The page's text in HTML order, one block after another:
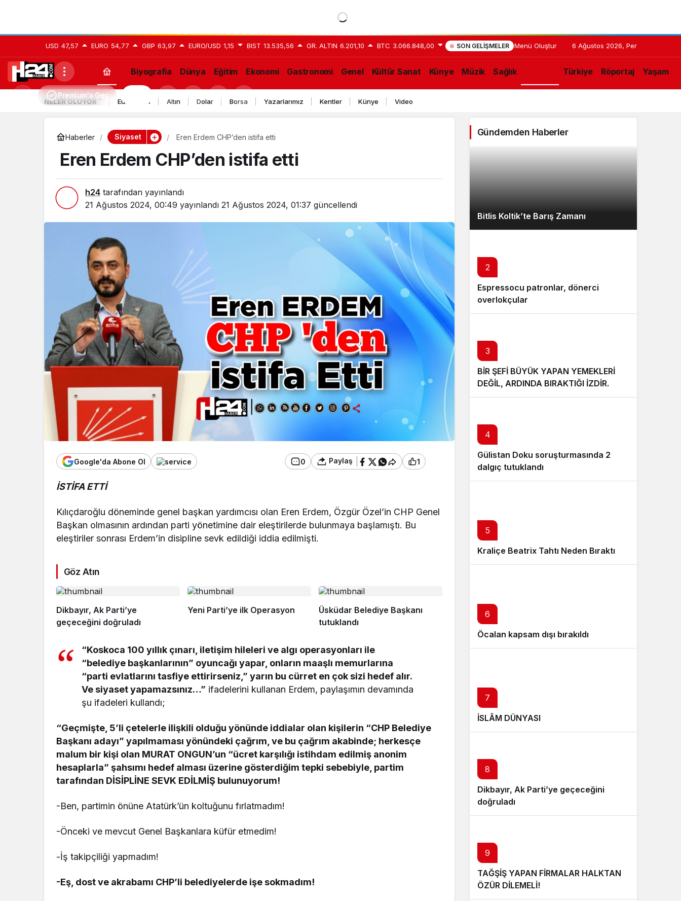
USD 47,57 EURO 54,77 GBP 63,97 EURO/USD 1,15 BIST 13.535,56 GR. ALTIN 6.201,10 BTC 3.066.848,00 SON GELIŞMELER 21:02 Bitlis
Barış
Menü Oluştur 6 Ağustos 2026, Per
Biyografia Dünya Eğitim Ekonomi Gastronomi Genel Kültür Sanat Künye Müzik Sağlık Türkiye Röportaj Yaşam
Premium'a Geç
NELER OLUYOR Euro 2024 Altın Dolar Borsa Yazarlarımız Kentler Künye Video
Haberler Siyaset Eren Erdem CHP’den istifa etti
Eren Erdem CHP’den istifa etti
h24 tarafından yayınlandı
21 Ağustos 2024, 00:49 yayınlandı 21 Ağustos 2024, 01:37 güncellendi
Google'da Abone Ol 0 Paylaş 1
İSTİFA ETTİ
Kılıçdaroğlu döneminde genel başkan yardımcısı olan Eren Erdem, Özgür Özel’in CHP Genel
Başkan olmasının ardından parti yönetimine dair eleştirilerde bulunmaya başlamıştı. Bu
eleştiriler sonrası Erdem’in disipline sevk edildiği iddia edilmişti.
Göz Atın
Dikbayır, Ak Parti’ye
geçeceğini doğruladı
Yeni Parti’ye ilk Operasyon
Üsküdar Belediye Başkanı
tutuklandı
“Koskoca 100 yıllık çınarı, iletişim hileleri ve algı operasyonları ile
“belediye başkanlarının” oyuncağı yapar, onların maaşlı memurlarına
“parti evlatlarını tasfiye ettirirseniz,” yarın bu cürret en çok sizi hedef alır.
Ve siyaset yapamazsınız…” ifadelerini kullanan Erdem, paylaşımın devamında
şu ifadeleri kullandı;
“Geçmişte, 5’li çetelerle ilişkili olduğu yönünde iddialar olan kişilerin “CHP Belediye
Başkanı adayı” yapılmaması yönündeki çağrım, ve bu çağrım akabinde; herkesçe
malum bir kişi olan MURAT ONGUN’un “ücret karşılığı istihdam edilmiş anonim
hesaplarla” şahsımı hedef alması üzerine gösterdiğim tepki sebebiyle, partim
tarafından DİSİPLİNE SEVK EDİLMİŞ bulunuyorum!
-Ben, partimin önüne Atatürk’ün koltuğunu fırlatmadım!
-Önceki ve mevcut Genel Başkanlara küfür etmedim!
-İş takipçiliği yapmadım!
-Eş, dost ve akrabamı CHP’li belediyelerde işe sokmadım!
Gündemden Haberler
Bitlis Koltik’te Barış Zamanı
2
Espressocu patronlar, dönerci
overlokçular
3
BİR ŞEFİ BÜYÜK YAPAN YEMEKLERİ
DEĞİL, ARDINDA BIRAKTIĞI İZDİR.
4
Gülistan Doku soruşturmasında 2
dalgıç tutuklandı
5
Kraliçe Beatrix Tahtı Neden Bıraktı
6
Öcalan kapsam dışı bırakıldı
7
İSLÂM DÜNYASI
8
Dikbayır, Ak Parti’ye geçeceğini
doğruladı
9
TAĞŞİŞ YAPAN FİRMALAR HALKTAN
ÖZÜR DİLEMELİ!